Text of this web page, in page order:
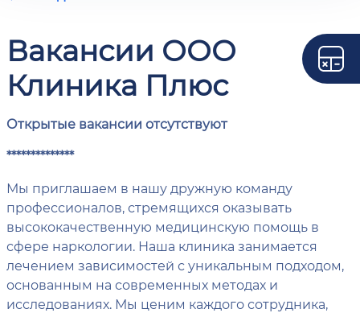
Вакансии ООО
Клиника Плюс
Открытые вакансии отсутствуют
**************
Мы приглашаем в нашу дружную команду
профессионалов, стремящихся оказывать
высококачественную медицинскую помощь в
сфере наркологии. Наша клиника занимается
лечением зависимостей с уникальным подходом,
основанным на современных методах и
исследованиях. Мы ценим каждого сотрудника,